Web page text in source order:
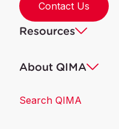
Contact Us
Resources
About QIMA
Search QIMA